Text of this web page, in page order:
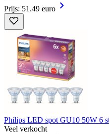
Prijs: 51.49 euro
Philips LED spot GU10 50W 6
Veel verkocht